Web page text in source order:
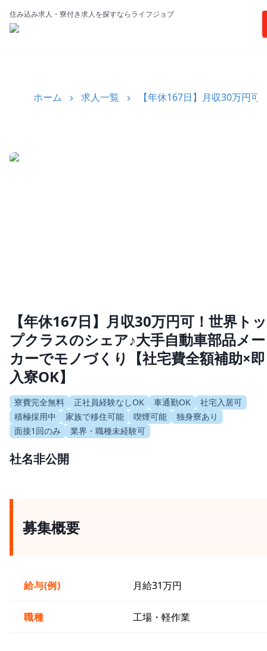
住み込み求人・寮付き求人を探すならライフジョブ
ホーム 求人一覧 【年休167日】月収30万円
【年休167日】月収30万円可！世界トッ
プクラスのシェア♪大手自動車部品メー
カーでモノづくり【社宅費全額補助×即
入寮OK】
寮費完全無料 正社員経験なしOK 車通勤OK
社宅入居可
積極採用中
家族で移住可能 喫煙可能
独身寮あり
面接1回のみ
業界・職種未経験可
社名非公開
募集概要
給与(例) 月給31万円
職種 工場・軽作業